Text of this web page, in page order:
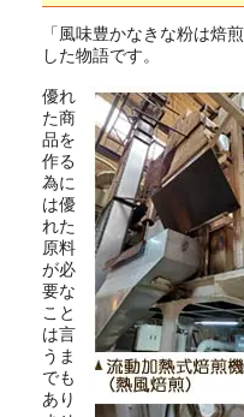
「風味豊かなきな粉は焙
した物語です。
優れ
た商
品を
作る
為に
は優
れた
原料
が必
要な
こと
は言
うま
でも
あり